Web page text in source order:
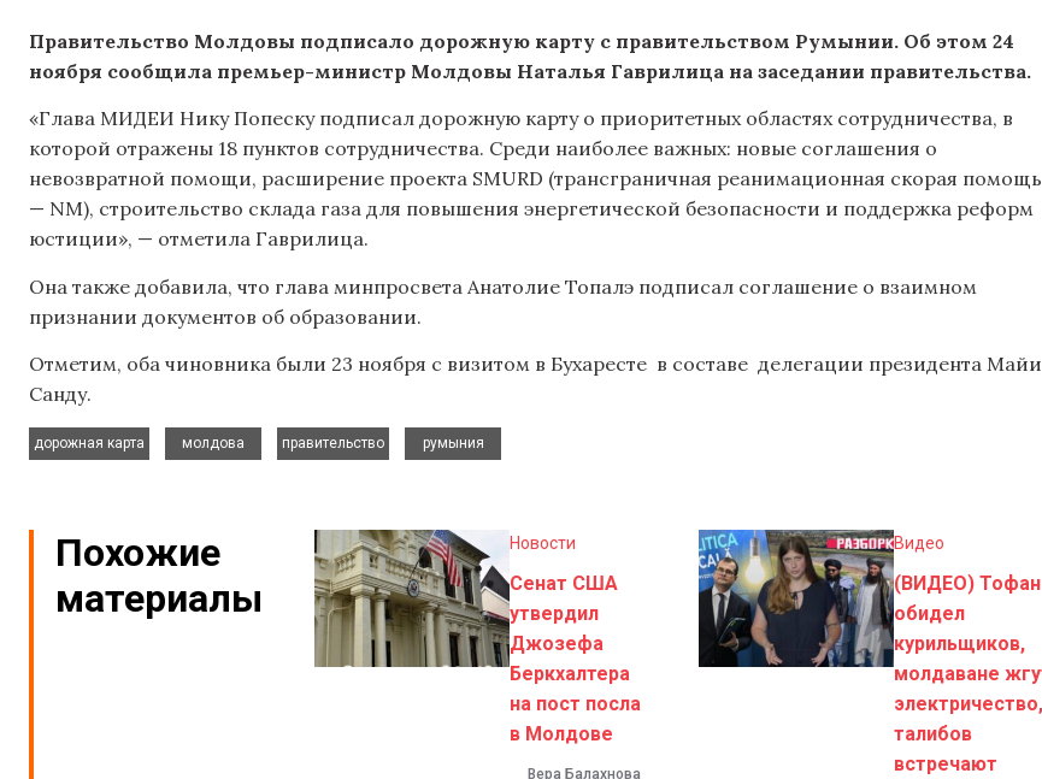
Правительство Молдовы подписало дорожную карту с правительством Румынии. Об этом 24
ноября сообщила премьер-министр Молдовы Наталья Гаврилица на заседании правительства.
«Глава МИДЕИ Нику Попеску подписал дорожную карту о приоритетных областях сотрудничества, в
которой отражены 18 пунктов сотрудничества. Среди наиболее важных: новые соглашения о
невозвратной помощи, расширение проекта SMURD (трансграничная реанимационная скорая помощь
— NM), строительство склада газа для повышения энергетической безопасности и поддержка реформ
юстиции», — отметила Гаврилица.
Она также добавила, что глава минпросвета Анатолие Топалэ подписал соглашение о взаимном
признании документов об образовании.
Отметим, оба чиновника были 23 ноября с визитом в Бухаресте в составе делегации президента Майи
Санду.
дорожная карта
молдова
правительство
румыния
Похожие
материалы
Новости
Сенат США
утвердил
Джозефа
Беркхалтера
на пост посла
в Молдове
Вера Балахнова
Видео
(ВИДЕО) Тофан
обидел
курильщиков,
молдаване
электричество,
талибов
встречают